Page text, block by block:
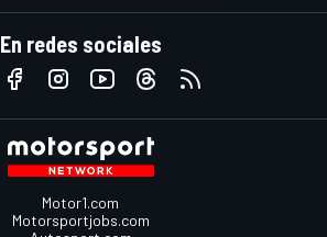
En redes sociales
Motor1.com
Motorsportjobs.com